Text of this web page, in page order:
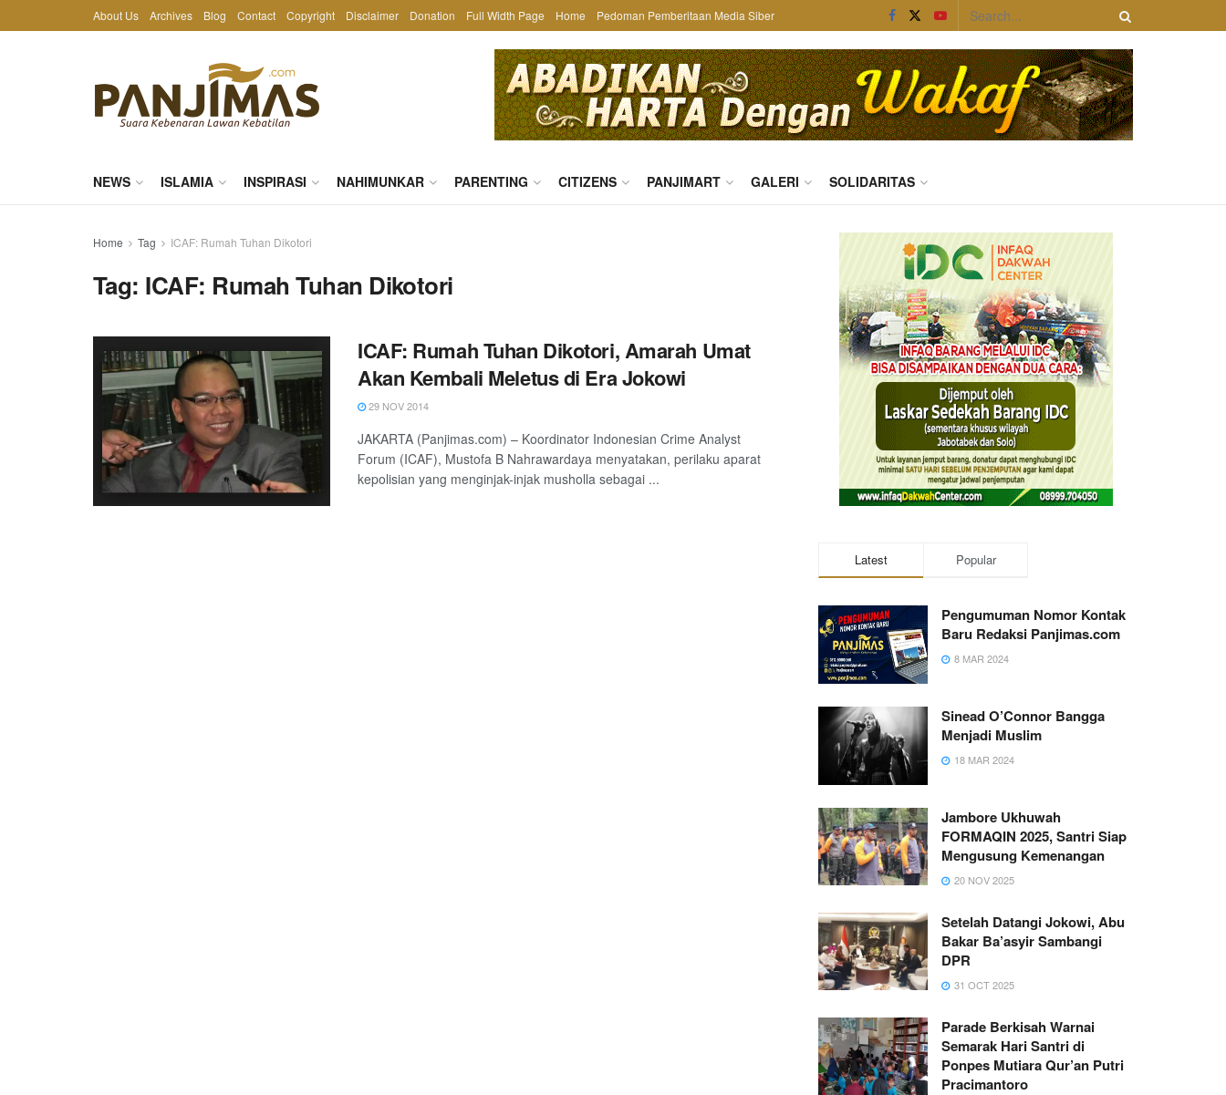
About Us Archives Blog Contact Copyright Disclaimer Donation Full Width Page Home Pedoman Pemberitaan Media Siber
NEWS ISLAMIA INSPIRASI NAHIMUNKAR PARENTING CITIZENS PANJIMART GALERI SOLIDARITAS
Home Tag ICAF: Rumah Tuhan Dikotori
Tag: ICAF: Rumah Tuhan Dikotori
ICAF: Rumah Tuhan Dikotori, Amarah Umat
Akan Kembali Meletus di Era Jokowi
29 NOV 2014
JAKARTA (Panjimas.com) – Koordinator Indonesian Crime Analyst
Forum (ICAF), Mustofa B Nahrawardaya menyatakan, perilaku aparat
kepolisian yang menginjak-injak musholla sebagai ...
Latest Popular
Pengumuman Nomor Kontak
Baru Redaksi Panjimas.com
8 MAR 2024
Sinead O’Connor Bangga
Menjadi Muslim
18 MAR 2024
Jambore Ukhuwah
FORMAQIN 2025, Santri Siap
Mengusung Kemenangan
20 NOV 2025
Setelah Datangi Jokowi, Abu
Bakar Ba’asyir Sambangi
DPR
31 OCT 2025
Parade Berkisah Warnai
Semarak Hari Santri di
Ponpes Mutiara Qur’an Putri
Pracimantoro